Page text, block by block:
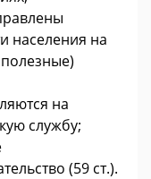
населения на
на
службу;
(59 ст.).